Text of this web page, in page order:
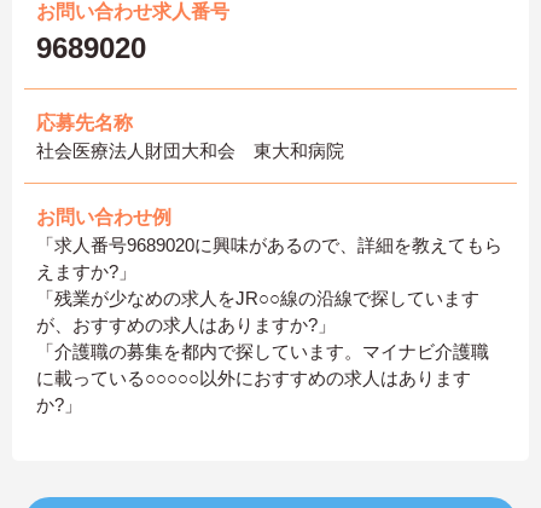
お問い合わせ求人番号
9689020
応募先名称
社会医療法人財団大和会 東大和病院
お問い合わせ例
「求人番号9689020に興味があるので、詳細を教えてもら
えますか?」
「残業が少なめの求人をJR○○線の沿線で探しています
が、おすすめの求人はありますか?」
「介護職の募集を都内で探しています。マイナビ介護職
に載っている○○○○○以外におすすめの求人はあります
か?」